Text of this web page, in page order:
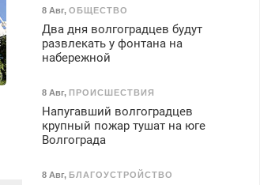
8 Авг, ОБЩЕСТВО
Два дня волгоградцев будут
развлекать у фонтана на
набережной
8 Авг, ПРОИСШЕСТВИЯ
Напугавший волгоградцев
крупный пожар тушат на юге
Волгограда
8 Авг, БЛАГОУСТРОЙСТВО